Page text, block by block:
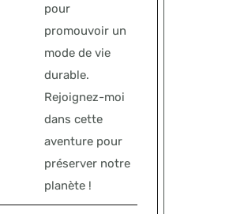
pour
promouvoir un
mode de vie
durable.
Rejoignez-moi
dans cette
aventure pour
préserver notre
planète !